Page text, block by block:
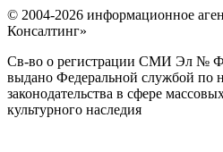
© 2004-2026 информационное
Консалтинг»
Св-во о регистрации СМИ Эл №
выдано Федеральной службой по
законодательства в сфере
культурного наследия